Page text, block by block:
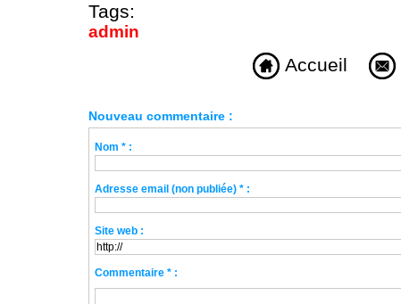
Tags:
admin
Accueil
Nouveau commentaire :
Nom * :
Adresse email (non publiée) * :
Site web :
Commentaire * :